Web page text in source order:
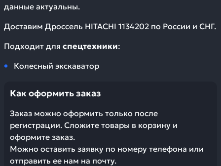
данные актуальны.
Доставим Дроссель HITACHI 1134202 по России и СНГ.
Подходит для спецтехники:
Колесный экскаватор
Как оформить заказ
Заказ можно оформить только после
регистрации. Сложите товары в корзину и
оформите заказ.
Можно оставить заявку по номеру телефона или
отправить ее нам на почту.